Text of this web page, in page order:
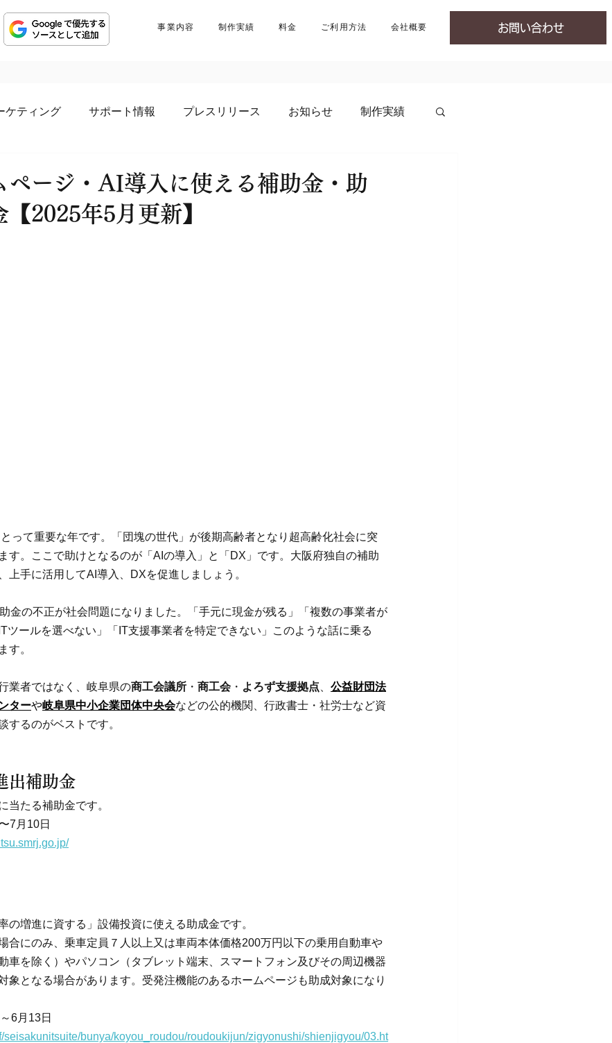
お問い合わせ
事業内容 制作実績 料金 ご利用方法 会社概要
ケティング サポート情報 プレスリリース お知らせ 制作実績
ページ・AI導入に使える補助金・助
2025年5月更新】
って重要な年です。「団塊の世代」が後期高齢者となり超高齢化社会に突
す。ここで助けとなるのが「AIの導入」と「DX」です。大阪府独自の補助
上手に活用してAI導入、DXを促進しましょう。
金の不正が社会問題になりました。「手元に現金が残る」「複数の事業者が
ツールを選べない」「IT支援事業者を特定できない」このような話に乗る
す。
業者ではなく、岐阜県の商工会議所 ・ 商工会・ よろず支援拠点
公益財団法
ターや岐阜県中小企業団体中央会などの公的機関、行政書士・社労士など資
するのがベストです。
出補助金
当たる補助金です。
7月10日
の増進に資する」設備投資に使える助成金です。
合にのみ、乗車定員７人以上又は車両本体価格200万円以下の乗用自動車や
車を除く）やパソコン（タブレット端末、スマートフォン及びその周辺機器
象となる場合があります。受発注機能のあるホームページも助成対象になり
6月13日
seisakunitsuite/bunya/koyou_roudou/roudoukijun/zigyonushi/shienjigyou/03.ht